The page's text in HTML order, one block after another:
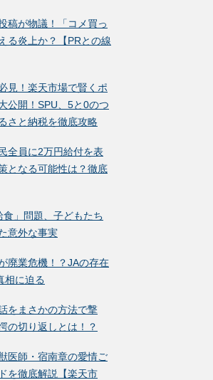
稿が物議！「コメ買っ
る炎上か？【PRとの線
見！楽天市場で賢くポ
公開！SPU、5と0のつ
さと納税を徹底攻略
全員に2万円給付を表
となる可能性は？徹底
」問題、子どもたち
意外な事実
廃業危機！？JAの存在
相に迫る
をまさかの方法で撃
の切り返しとは！？
医師・宿南章の愛情ご
を徹底解説【楽天市